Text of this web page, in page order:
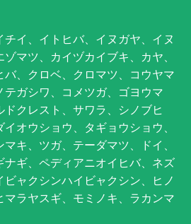
イ、イトヒバ、イヌガヤ、イヌ
マツ、カイヅカイブキ、カヤ、
、クロベ、クロマツ、コウヤマ
ガシワ、コメツガ、ゴヨウマ
クレスト、サワラ、シノブヒ
オウショウ、タギョウショウ、
キ、ツガ、テーダマツ、ドイ、
ギ、ペディアニオイヒバ、ネズ
ビャクシンハイビャクシン、ヒノ
ラヤスギ、モミノキ、ラカンマ